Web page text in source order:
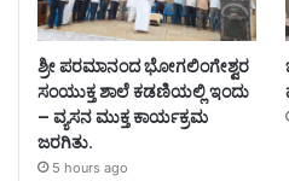
ಶ್ರೀ ಪರಮಾನಂದ ಭೋಗಲಿಂಗೇಶ್ವರ
ಸಂಯುಕ್ತ ಶಾಲೆ ಕಡಣಿಯಲ್ಲಿ ಇಂದು
– ವ್ಯಸನ ಮುಕ್ತ ಕಾರ್ಯಕ್ರಮ
ಜರಗಿತು.
5 hours ago